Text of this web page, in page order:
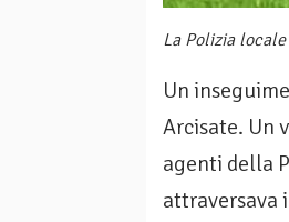
La Polizia
Un
Arcisate. Un
agenti della
attraversava